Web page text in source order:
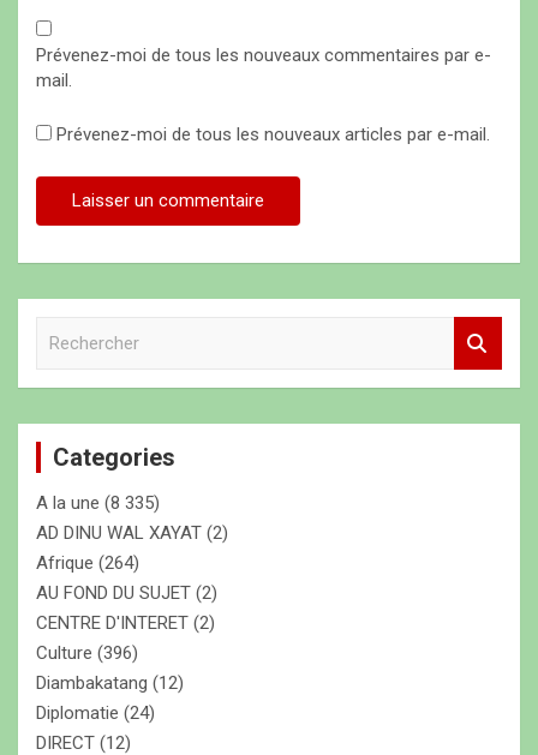
Prévenez-moi de tous les nouveaux commentaires par e-
mail.
Prévenez-moi de tous les nouveaux articles par e-mail.
e
c
h
e
r
Categories
A la une (8 335)
AD DINU WAL XAYAT (2)
Afrique (264)
AU FOND DU SUJET (2)
CENTRE D'INTERET (2)
Culture (396)
Diambakatang (12)
Diplomatie (24)
DIRECT (12)